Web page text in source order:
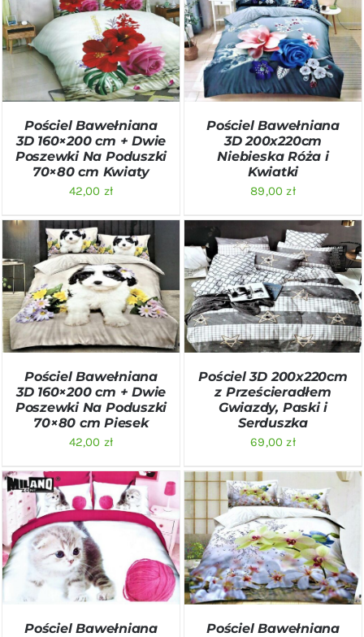
DODAJ DO KOSZYKA
/
SZCZEGÓŁY
Pościel Bawełniana
3D 160×200 cm + Dwie
Poszewki Na Poduszki
70×80 cm Kwiaty
42,00 zł
DODAJ DO KOSZYKA
/
SZCZEGÓŁY
Pościel Bawełniana
3D 200x220cm
Niebieska Róża i
Kwiatki
89,00zł
DODAJ DO KOSZYKA
/
SZCZEGÓŁY
Pościel Bawełniana
3D 160×200 cm + Dwie
Poszewki Na Poduszki
70×80 cm Piesek
42,00 zł
DODAJ DO KOSZYKA
/
SZCZEGÓŁY
Pościel 3D 200x220cm
z Prześcieradłem
Gwiazdy, Paski i
Serduszka
69,00zł
DODAJ DO KOSZYKA
SZCZEGÓŁY
Pościel Bawełniana
DODAJ DO KOSZYKA
/
SZCZEGÓŁY
Pościel Bawełniana